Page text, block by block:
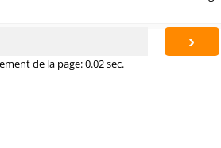
›
de la page: 0.02 sec.